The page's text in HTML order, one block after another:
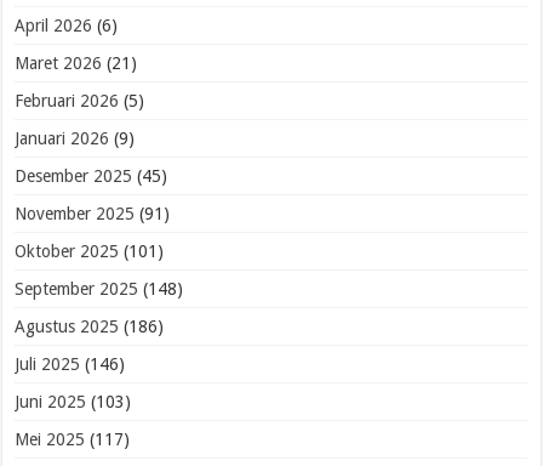
April 2026 (6)
Maret 2026 (21)
Februari 2026 (5)
Januari 2026 (9)
Desember 2025 (45)
November 2025 (91)
Oktober 2025 (101)
September 2025 (148)
Agustus 2025 (186)
Juli 2025 (146)
Juni 2025 (103)
Mei 2025 (117)